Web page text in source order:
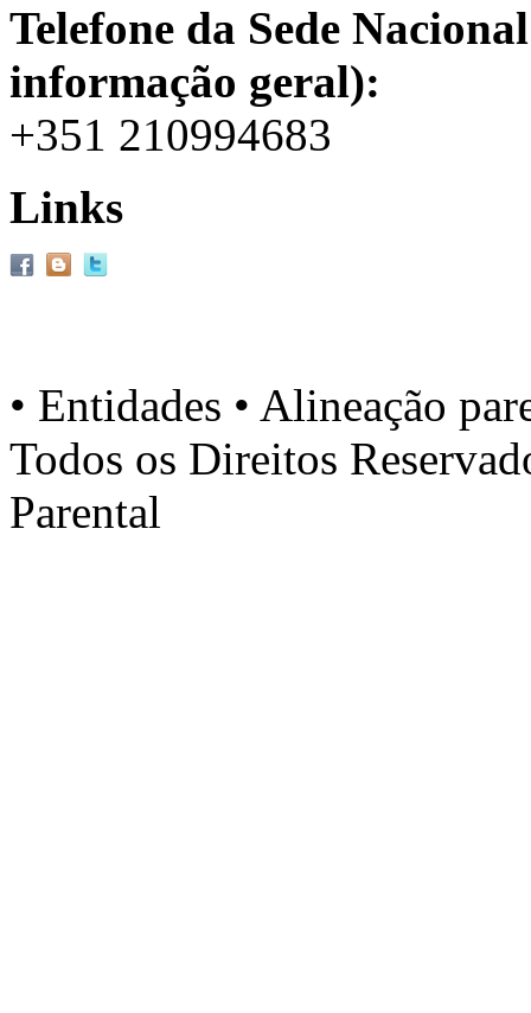
Telefone da Sede
informação geral):
+351 210994683
Links
• Entidades • Alineação
Todos os Direitos
Parental